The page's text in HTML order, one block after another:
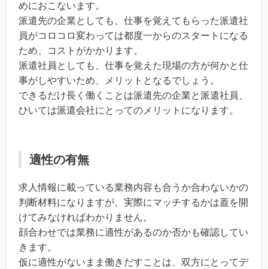
めにおこないます。
派遣先の企業としても、仕事を覚えてもらった派遣社
員がコロコロ変わっては都度一からのスタートになる
ため、コストがかかります。
派遣社員としても、仕事を覚えた現場の方が何かと仕
事がしやすいため、メリットとなるでしょう。
できるだけ長く働くことは派遣先の企業と派遣社員、
ひいては派遣会社にとってのメリットになります。
適性の有無
求人情報に載っている業務内容も合うか合わないかの
判断材料になりますが、実際にマッチするかは蓋を開
けてみなければわかりません。
顔合わせでは業務に適性があるのか否かも確認してい
きます。
仮に適性がないまま働きだすことは、双方にとってデ